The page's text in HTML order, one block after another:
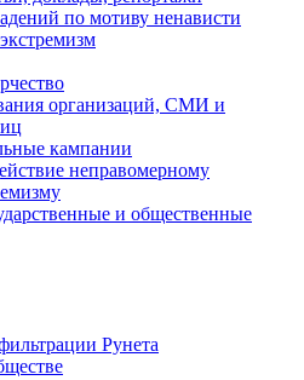
по мотиву ненависти
организаций, СМИ и
кампании
неправомерному
и общественные
Рунета